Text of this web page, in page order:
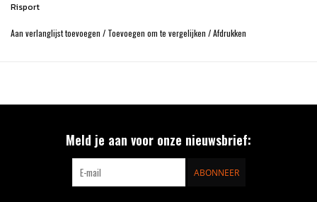
Risport
Aan verlanglijst toevoegen / Toevoegen om te vergelijken /Afdrukken
Meld je aan voor onze nieuwsbrief:
ABONNEER